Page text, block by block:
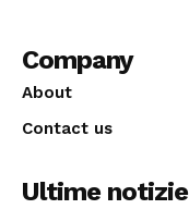
Company
About
Contact us
Ultime notizie